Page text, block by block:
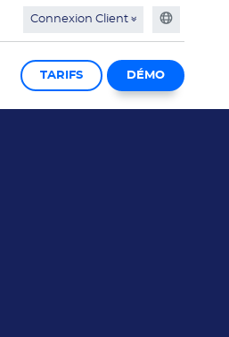
Connexion Client
TARIFS DÉMO